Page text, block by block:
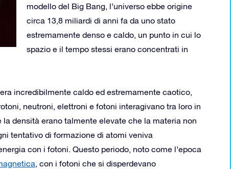
modello del Big Bang, l’universo ebbe origine
circa 13,8 miliardi di anni fa da uno stato
estremamente denso e caldo, un punto in cui lo
spazio e il tempo stessi erano concentrati in
incredibilmente caldo ed estremamente caotico,
neutroni, elettroni e fotoni interagivano tra loro in
densità erano talmente elevate che la materia non
tentativo di formazione di atomi veniva
con i fotoni. Questo periodo, noto come l’epoca
, con i fotoni che si disperdevano